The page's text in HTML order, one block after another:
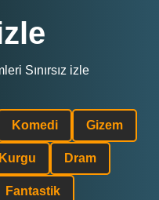
Sınırsız izle
Komedi Gizem
Dram
Fantastik